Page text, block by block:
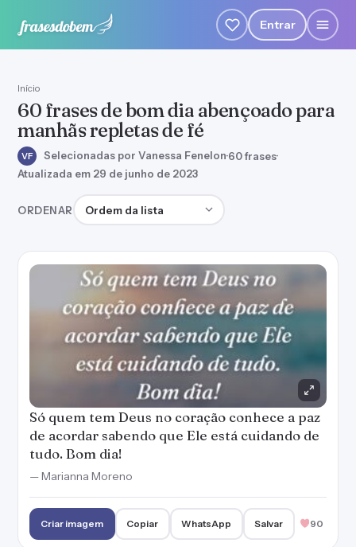
Entrar
Início
60 frases de bom dia abençoado para
manhãs repletas de fé
VF Selecionadas por Vanessa Fenelon·60 frases·
Atualizada em 29 de junho de 2023
ORDENAR Ordenar frases
Só quem tem Deus no coração conhece a paz
de acordar sabendo que Ele está cuidando de
tudo. Bom dia!
— Marianna Moreno
Criar imagem Copiar WhatsApp Salvar 90